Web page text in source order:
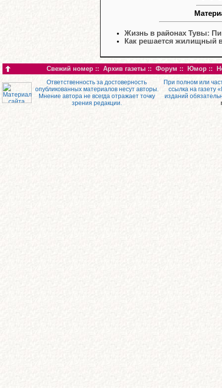
Жизнь в районах Тувы:
Как решается жилищный
Свежий номер :: Архив газеты :: Форум :: Юмор ::
Ответственность за достоверность
опубликованных материалов несут авторы.
Мнение автора не всегда отражает точку
зрения редакции.
При полном или
ссылка на газету
изданий